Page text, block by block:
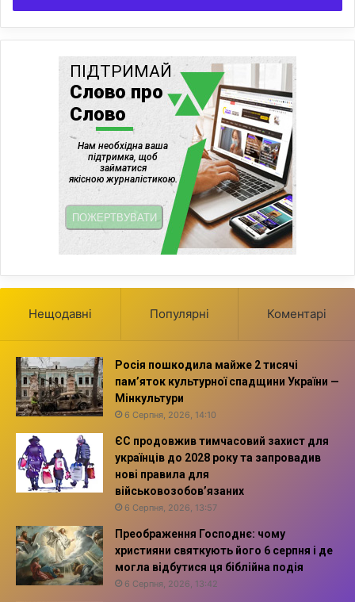
Нещодавні Популярні Коментарі
Росія пошкодила майже 2 тисячі
пам’яток культурної спадщини України —
Мінкультури
6 Серпня, 2026, 14:10
ЄС продовжив тимчасовий захист для
українців до 2028 року та запровадив
нові правила для
військовозобов’язаних
6 Серпня, 2026, 13:57
Преображення Господнє: чому
християни святкують його 6 серпня і де
могла відбутися ця біблійна подія
6 Серпня, 2026, 13:42